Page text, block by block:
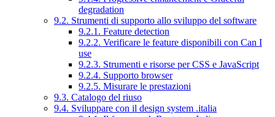
degradation
9.2. Strumenti di supporto allo sviluppo del software
9.2.1. Feature detection
9.2.2. Verificare le feature disponibili con Can I
use
9.2.3. Strumenti e risorse per CSS e JavaScript
9.2.4. Supporto browser
9.2.5. Misurare le prestazioni
9.3. Catalogo del riuso
9.4. Sviluppare con il design system .italia